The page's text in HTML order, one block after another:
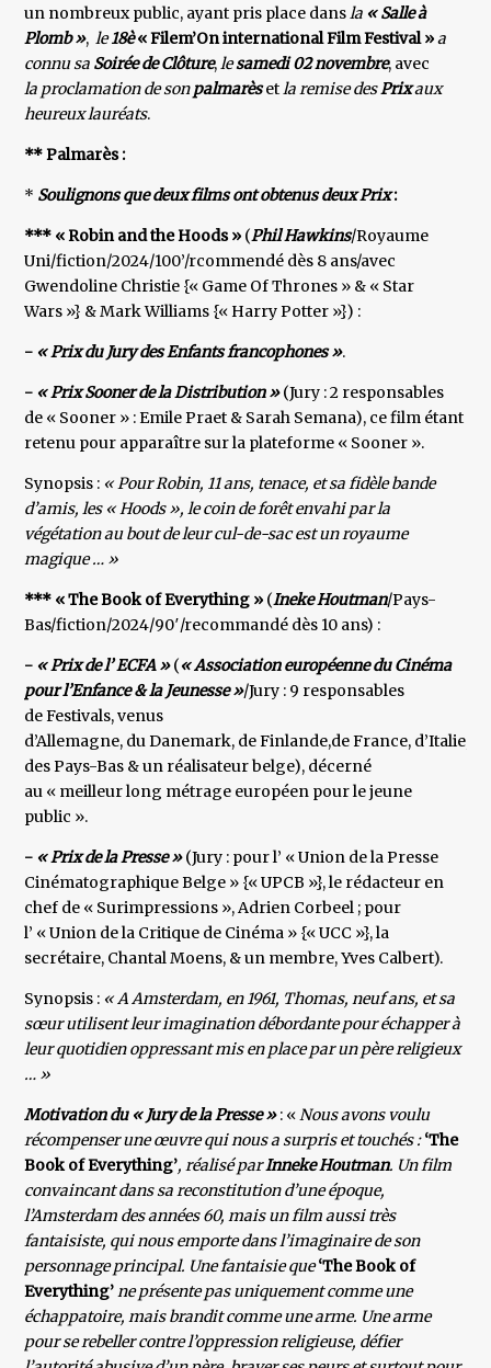
un nombreux public, ayant pris place dansla « Salle à
Plomb »,le18è« Filem’On international Film Festival »a
connu sa Soirée de Clôture,lesamedi 02 novembre, avec
la proclamation de sonpalmarèsetla remise desPrixaux
heureux lauréats.
** Palmarès:
* Soulignons que deux films ont obtenus deux Prix:
*** « Robin and the Hoods » (Phil Hawkins/Royaume
Uni/fiction/2024/100’/rcommendé dès 8 ans/avec
Gwendoline Christie {« Game Of Thrones » & « Star
Wars »} & Mark Williams {« Harry Potter »}) :
- « Prix du Jury des Enfants francophones ».
- « Prix Sooner de la Distribution »(Jury : 2 responsables
de « Sooner » : Emile Praet & Sarah Semana), ce film étant
retenu pour apparaître sur la plateforme « Sooner ».
Synopsis : « Pour Robin, 11 ans, tenace, et sa fidèle bande
d’amis, les « Hoods », le coin de forêt envahi par la
végétation au bout de leur cul-de-sac est un royaume
magique … »
*** « The Book of Everything » (Ineke Houtman/Pays-
Bas/fiction/2024/90′/recommandé dès 10 ans) :
- « Prix de l’ ECFA »(« Association européenne du Cinéma
pour l’Enfance & la Jeunesse »/Jury : 9 responsables
de Festivals, venus
d’Allemagne, du Danemark, de Finlande,de France, d’Italie,
des Pays-Bas & un réalisateur belge), décerné
au « meilleur long métrage européen pour le jeune
public ».
- « Prix de la Presse »(Jury : pour l’ « Union de la Presse
Cinématographique Belge » {« UPCB »}, le rédacteur en
chef de « Surimpressions », Adrien Corbeel ; pour
l’ « Union de la Critique de Cinéma » {« UCC »}, la
secrétaire, Chantal Moens, & un membre, Yves Calbert).
Synopsis : « A Amsterdam, en 1961, Thomas, neuf ans, et sa
sœur utilisent leur imagination débordante pour échapper à
leur quotidien oppressant mis en place par un père religieux
… »
Motivation du « Jury de la Presse »: «Nous avons voulu
récompenser une œuvre qui nous a surpris et touchés :‘The
Book of Everything’, réalisé parInneke Houtman. Un film
convaincant dans sa reconstitution d’une époque,
l’Amsterdam des années 60, mais un film aussi très
fantaisiste, qui nous emporte dans l’imaginaire de son
personnage principal. Une fantaisie que‘The Book of
Everything’ne présente pas uniquement comme une
échappatoire, mais brandit comme une arme. Une arme
pour se rebeller contre l’oppression religieuse, défier